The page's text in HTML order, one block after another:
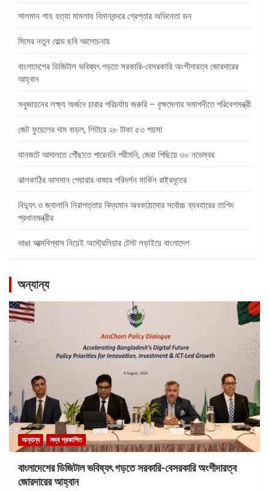
সালমান শাহ হত্যা মামলায় বিমানবন্দরে গ্রেপ্তার অভিনেতা ডন
মিমের নতুন বোল্ড ছবি আলোচনায়
বাংলাদেশের ডিজিটাল ভবিষ্যৎ গড়তে সরকারি-বেসরকারি অংশীদারত্ব জোরদারের
আহ্বান
সবুজায়নের লক্ষ্য অর্জনে চারার পরিচর্যায় জরুরি – বৃক্ষমেলার সমাপনীতে পরিবেশমন্ত্রী
জেট ফুয়েলের দাম বাড়ল, লিটারে ২৮ টাকা ৫৩ পয়সা
যানজটে আদালতে পৌঁছাতে পারেননি পরীমনি, জেরা পিছিয়ে ৩০ নভেম্বর
ঝালকাঠির ভাসমান পেয়ারার বাজার পরিদর্শন মার্কিন রাষ্ট্রদূতের
বিদ্যুৎ ও জ্বালানি নিরাপত্তায় বিদ্যমান অবকাঠামোর সর্বোচ্চ ব্যবহারের তাগিদ
প্রধানমন্ত্রীর
ভাঙা আত্মবিশ্বাস নিয়েই অস্ট্রেলিয়ার টেস্ট লড়াইয়ে বাংলাদেশ
অন্যান্য
অন্যান্য সদ্য প্রকাশিত
বাংলাদেশের ডিজিটাল ভবিষ্যৎ গড়তে সরকারি-বেসরকারি অংশীদারত্ব
জোরদারের আহ্বান